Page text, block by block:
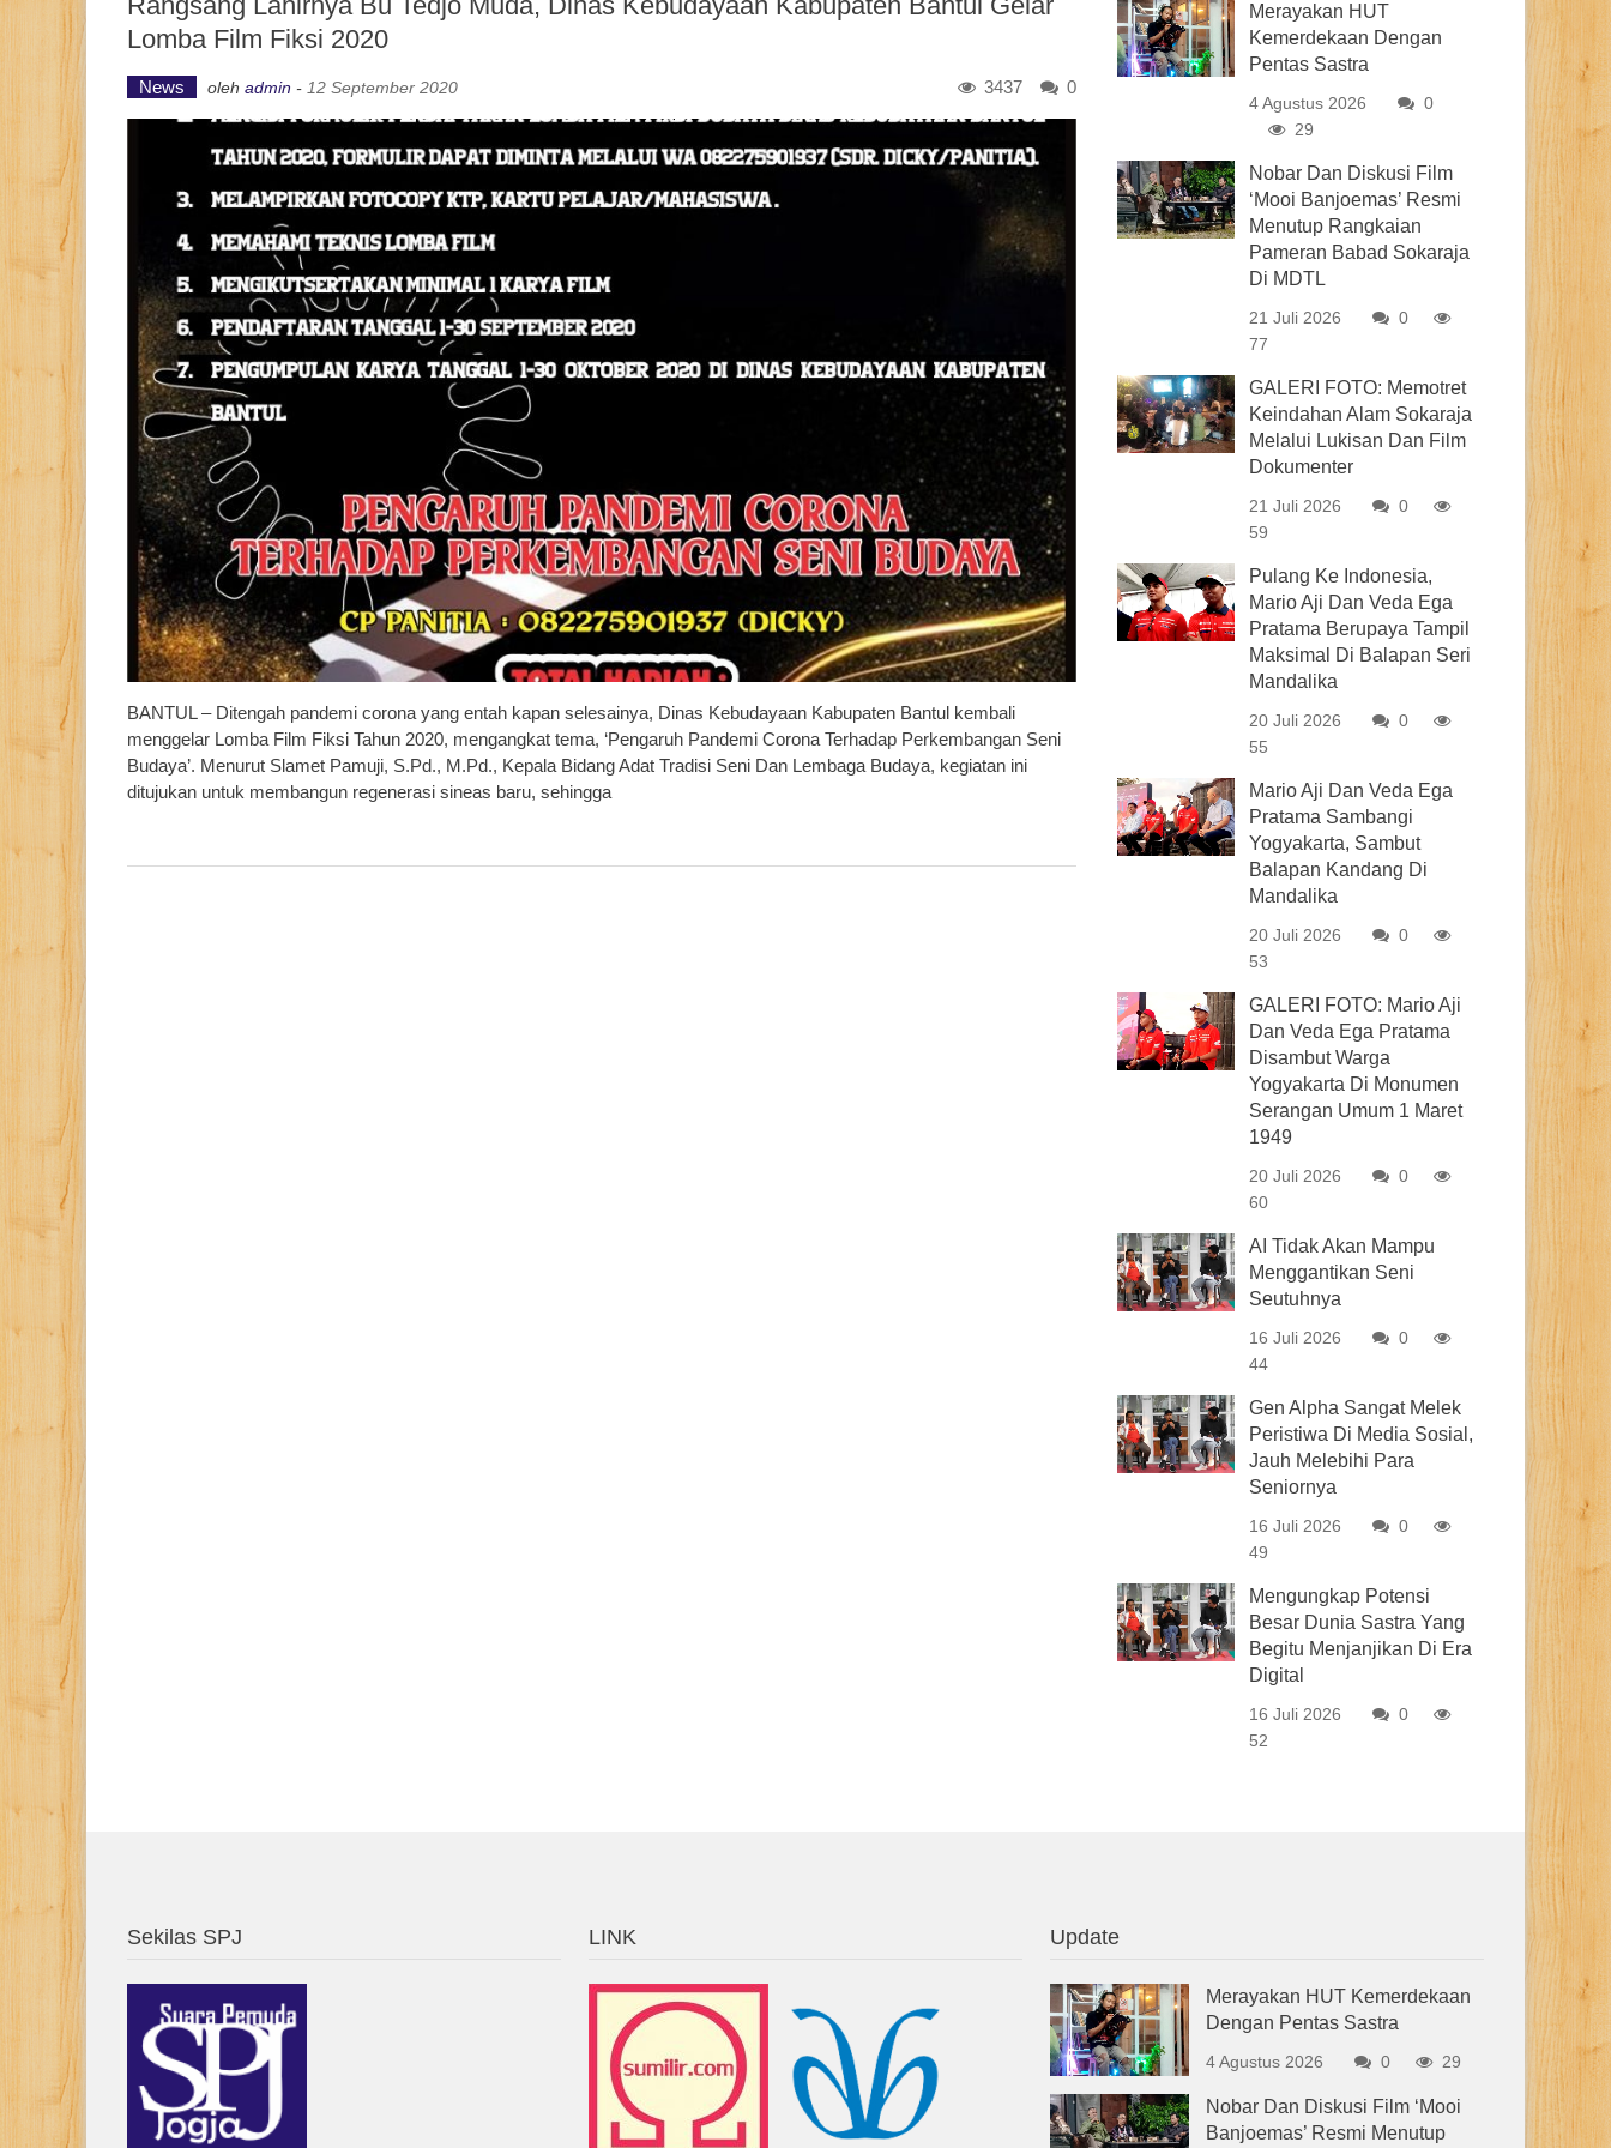
Lomba Film Fiksi 2020
News oleh admin - 12 September 2020 0
3437
BANTUL – Ditengah pandemi corona yang entah kapan selesainya, Dinas Kebudayaan Kabupaten Bantul kembali
menggelar Lomba Film Fiksi Tahun 2020, mengangkat tema, ‘Pengaruh Pandemi Corona Terhadap Perkembangan Seni
Budaya’. Menurut Slamet Pamuji, S.Pd., M.Pd., Kepala Bidang Adat Tradisi Seni Dan Lembaga Budaya, kegiatan ini
ditujukan untuk membangun regenerasi sineas baru, sehingga
Merayakan HUT
Kemerdekaan Dengan
Pentas Sastra
4 Agustus 2026
0
29
Nobar Dan Diskusi Film
‘Mooi Banjoemas’ Resmi
Menutup Rangkaian
Pameran Babad Sokaraja
Di MDTL
21 Juli 2026
0
77
GALERI FOTO: Memotret
Keindahan Alam Sokaraja
Melalui Lukisan Dan Film
Dokumenter
21 Juli 2026
0
59
Pulang Ke Indonesia,
Mario Aji Dan Veda Ega
Pratama Berupaya Tampil
Maksimal Di Balapan Seri
Mandalika
20 Juli 2026
0
55
Mario Aji Dan Veda Ega
Pratama Sambangi
Yogyakarta, Sambut
Balapan Kandang Di
Mandalika
20 Juli 2026
0
53
GALERI FOTO: Mario Aji
Dan Veda Ega Pratama
Disambut Warga
Yogyakarta Di Monumen
Serangan Umum 1 Maret
1949
20 Juli 2026
0
60
AI Tidak Akan Mampu
Menggantikan Seni
Seutuhnya
16 Juli 2026
0
44
Gen Alpha Sangat Melek
Peristiwa Di Media Sosial,
Jauh Melebihi Para
Seniornya
16 Juli 2026
0
49
Mengungkap Potensi
Besar Dunia Sastra Yang
Begitu Menjanjikan Di Era
Digital
16 Juli 2026
0
52
Sekilas SPJ LINK Update
Merayakan HUT Kemerdekaan
Dengan Pentas Sastra
4 Agustus 2026 0 29
Nobar Dan Diskusi Film ‘Mooi
Banjoemas’ Resmi Menutup